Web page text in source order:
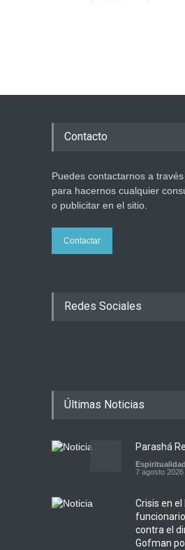
7 agosto 2026
Contacto
Puedes contactarnos a
para hacernos cualquier
o publicitar en el sitio.
Contactar
Redes Sociales
Últimas Noticias
Parashá
Espiritualidad
7 agosto 2026
Crisis en
contra el
Gofman